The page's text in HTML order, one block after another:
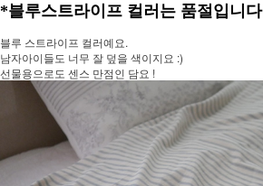
*블루스트라이프 컬러는 품절입니다
블루 스트라이프 컬러예요.
남자아이들도 너무 잘 덮을 색이지요 :)
선물용으로도 센스 만점인 담요 !